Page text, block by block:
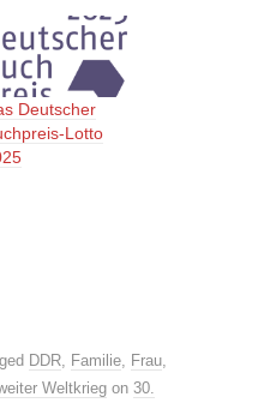
Deutscher
Lotto
DDR Familie Frau
Weltkrieg on 30.